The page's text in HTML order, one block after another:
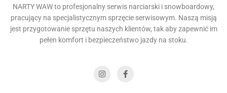
NARTY WAW to profesjonalny serwis narciarski i snowboardowy,
pracujący na specjalistycznym sprzęcie serwisowym. Naszą misją
jest przygotowanie sprzętu naszych klientów, tak aby zapewnić im
pełen komfort i bezpieczeństwo jazdy na stoku.